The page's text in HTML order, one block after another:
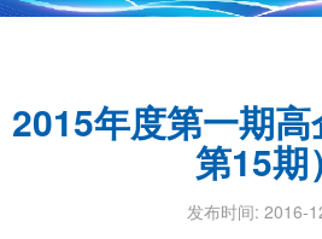
2015年度第一期
第15期）
发布时间: 2016-